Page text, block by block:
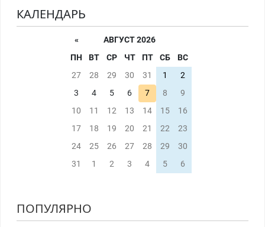
КАЛЕНДАРЬ
«
АВГУСТ 2026
ПН
ВТ СР ЧТ ПТ СБ
ВС
27
28 29 30 31 1
2
3
4 5 6 7 8
9
10
11 12 13 14 15
16
17
18 19 20 21 22
23
24
25 26 27 28 29
30
31
1 2 3 4 5 6
ПОПУЛЯРНО